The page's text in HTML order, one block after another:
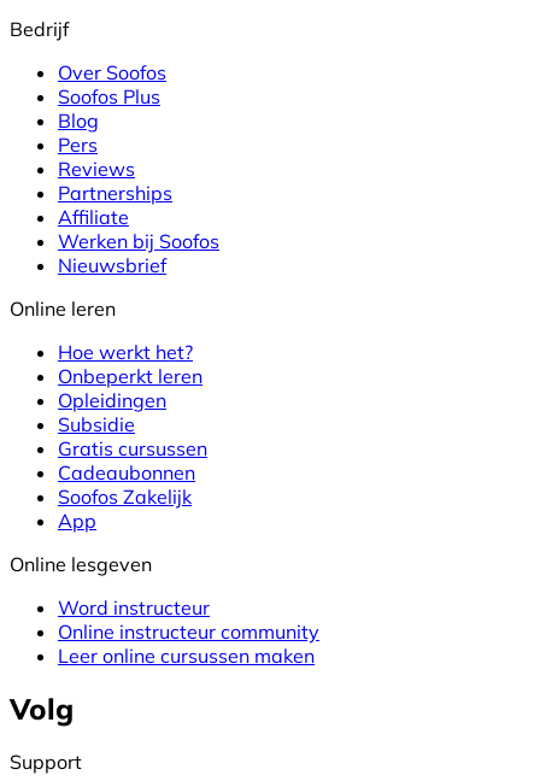
Bedrijf
Over Soofos
Soofos Plus
Blog
Pers
Reviews
Partnerships
Affiliate
Werken bij Soofos
Nieuwsbrief
Online leren
Hoe werkt het?
Onbeperkt leren
Opleidingen
Subsidie
Gratis cursussen
Cadeaubonnen
Soofos Zakelijk
App
Online lesgeven
Word instructeur
Online instructeur community
Leer online cursussen maken
Volg
Support